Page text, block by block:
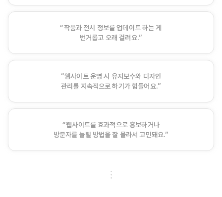
“작품과 전시 정보를 업데이트 하는 게
번거롭고 오래 걸려요.”
“웹사이트 운영 시 유지보수와 디자인
관리를 지속적으로 하기가 힘들어요.”
“웹사이트를 효과적으로 홍보하거나
방문자를 늘릴 방법을 잘 몰라서 고민돼요.”